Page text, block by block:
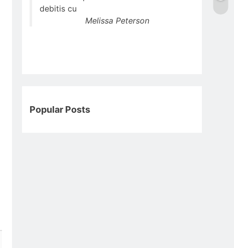
debitis cu
Melissa Peterson
Popular Posts